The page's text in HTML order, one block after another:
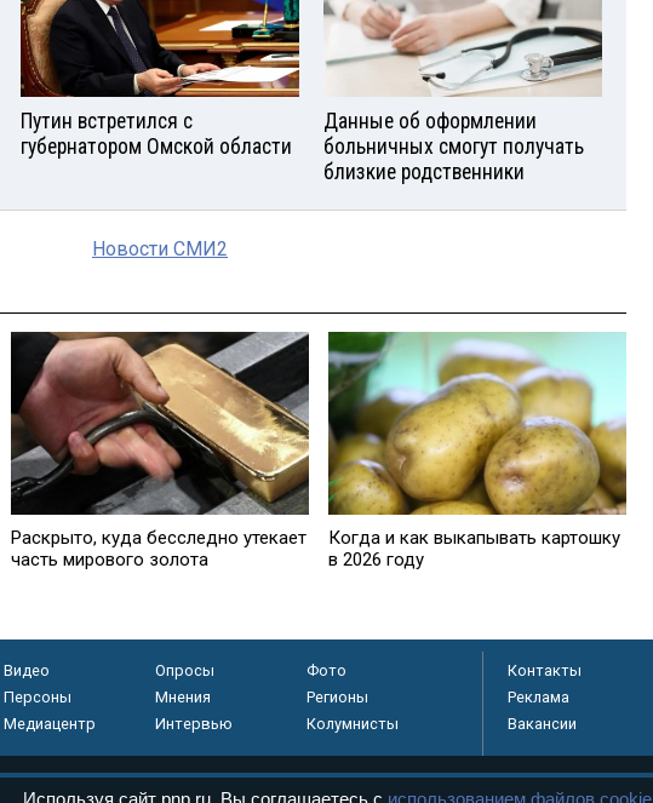
Путин встретился с
губернатором Омской области
Данные об оформлении
больничных смогут получать
близкие родственники
Новости СМИ2
Раскрыто, куда бесследно утекает
часть мирового золота
Когда и как выкапывать картошку
в 2026 году
Видео Опросы
Фото
Персоны
Мнения
Регионы
Медиацентр
Интервью Колумнисты
Контакты
Реклама
Вакансии
Используя сайт pnp.ru, Вы соглашаетесь с использованием файлов cookie